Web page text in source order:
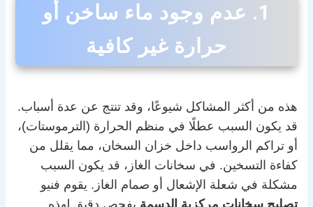
1. عدم وجود ماء ساخن أو
حرارة غير كافية
هذه من أكثر المشاكل شيوعًا، وقد تنتج عن عدة أسباب.
قد يكون السبب عطلًا في منظم الحرارة (الترموستات)،
أو تراكم الرواسب داخل خزان السخان، مما يقلل من
كفاءة التسخين. في سخانات الغاز، قد يكون السبب
مشكلة في شعلة الإشعال أو صمام الغاز. يقوم فنيو